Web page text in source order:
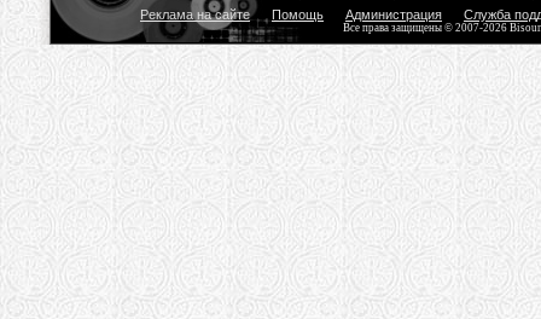
Реклама на сайте Помощь Администрация Служба
Все права защищены © 2007-2026